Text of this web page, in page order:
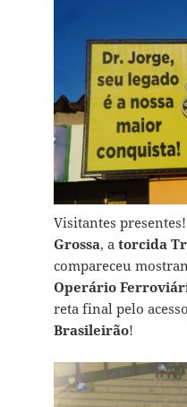
Visitantes
Grossa, a torcida
compareceu
Operário
reta final pelo
Brasileirão!